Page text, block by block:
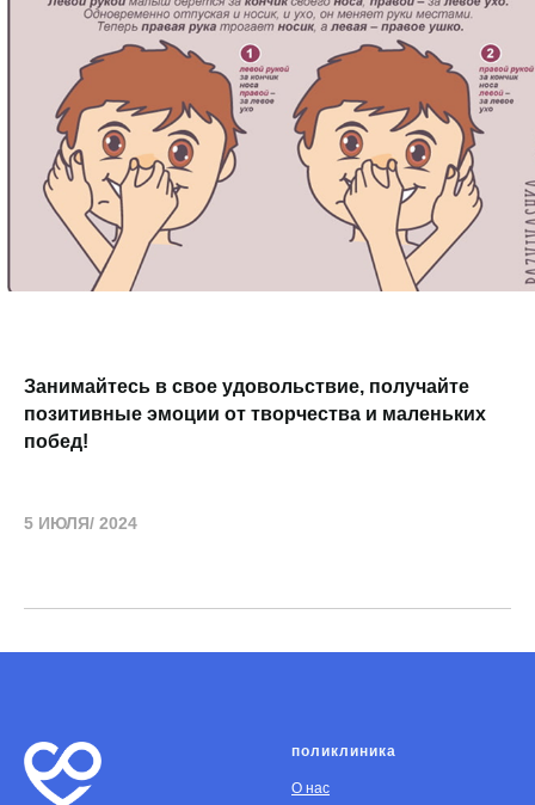
Занимайтесь в свое удовольствие, получайте
позитивные эмоции от творчества и маленьких
побед!
5 ИЮЛЯ/ 2024
поликлиника
О нас